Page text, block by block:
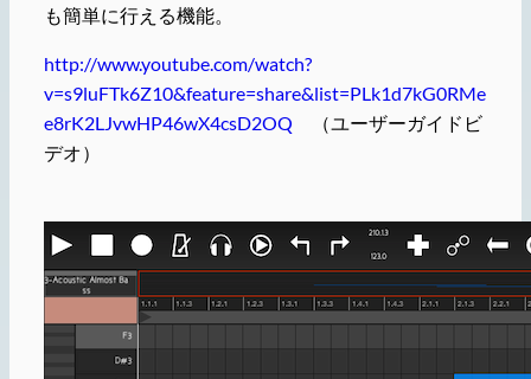
も簡単に行える機能。
http://www.youtube.com/watch?
v=s9luFTk6Z10&feature=share&list=PLk1d7kG0RMe
e8rK2LJvwHP46wX4csD2OQ
（ユーザーガイドビ
デオ）